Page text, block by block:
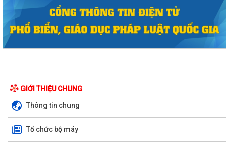
GIỚI THIỆU CHUNG
Thông tin chung
Tổ chức bộ máy